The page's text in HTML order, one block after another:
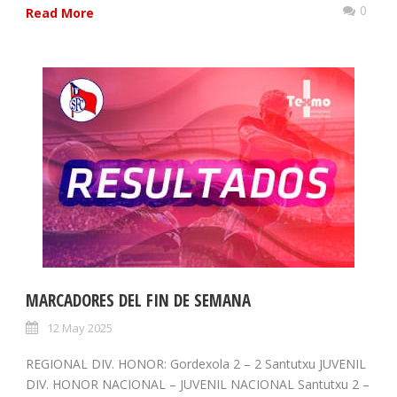
Read More 0
MARCADORES DEL FIN DE SEMANA
12 May 2025
REGIONAL DIV. HONOR: Gordexola 2 – 2 Santutxu JUVENIL
DIV. HONOR NACIONAL – JUVENIL NACIONAL Santutxu 2 –